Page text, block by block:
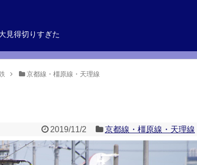
見得切りすぎた
京都線・橿原線・天理線
2019/11/2 京都線・橿原線・天理線